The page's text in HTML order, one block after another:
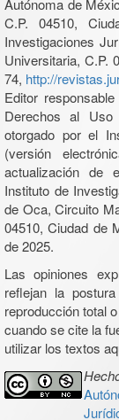
Autónoma de
C.P. 04510,
Investigaciones
Universitaria, C.P.
74, http://
Editor responsable
Derechos al Uso
otorgado por el
(versión
actualización de
Instituto de
de Oca, Circuito
04510, Ciudad de
de 2025.
Las opiniones
reflejan la
reproducción total
cuando se cite la
utilizar los textos